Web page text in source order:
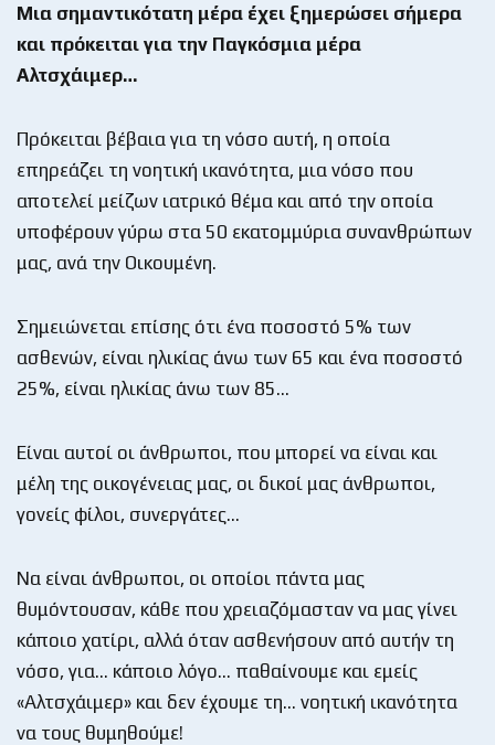
Μια σημαντικότατη μέρα έχει ξημερώσει σήμερα
και πρόκειται για την Παγκόσμια μέρα
Αλτσχάιμερ…
Πρόκειται βέβαια για τη νόσο αυτή, η οποία
επηρεάζει τη νοητική ικανότητα, μια νόσο που
αποτελεί μείζων ιατρικό θέμα και από την οποία
υποφέρουν γύρω στα 50 εκατομμύρια συνανθρώπων
μας, ανά την Οικουμένη.
Σημειώνεται επίσης ότι ένα ποσοστό 5% των
ασθενών, είναι ηλικίας άνω των 65 και ένα ποσοστό
25%, είναι ηλικίας άνω των 85…
Είναι αυτοί οι άνθρωποι, που μπορεί να είναι και
μέλη της οικογένειας μας, οι δικοί μας άνθρωποι,
γονείς φίλοι, συνεργάτες…
Να είναι άνθρωποι, οι οποίοι πάντα μας
θυμόντουσαν, κάθε που χρειαζόμασταν να μας γίνει
κάποιο χατίρι, αλλά όταν ασθενήσουν από αυτήν τη
νόσο, για… κάποιο λόγο… παθαίνουμε και εμείς
«Αλτσχάιμερ» και δεν έχουμε τη… νοητική ικανότητα
να τους θυμηθούμε!